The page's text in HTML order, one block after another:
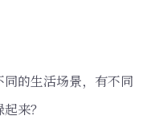
的生活场景，有不同
来？